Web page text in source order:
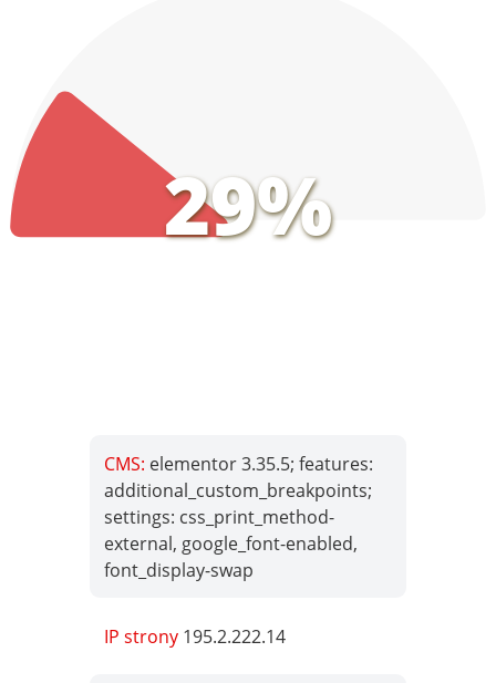
29%
CMS: elementor 3.35.5; features:
additional_custom_breakpoints;
settings: css_print_method-
external, google_font-enabled,
font_display-swap
IP strony 195.2.222.14